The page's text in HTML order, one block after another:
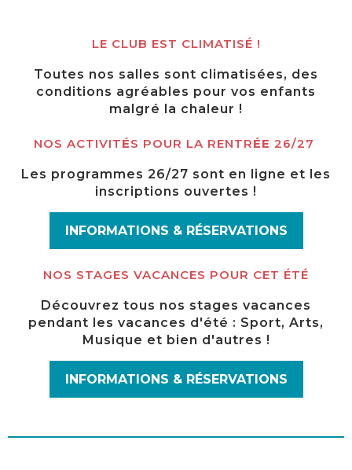
LE CLUB EST CLIMATISÉ !
Toutes nos salles sont climatisées, des
conditions agréables pour vos enfants
malgré la chaleur !
NOS ACTIVITÉS POUR LA RENTRÉE 26/27
Les programmes 26/27 sont en ligne et les
inscriptions ouvertes !
INFORMATIONS & RÉSERVATIONS
NOS STAGES VACANCES POUR CET ÉTÉ
Découvrez tous nos stages vacances
pendant les vacances d'été : Sport, Arts,
Musique et bien d'autres !
INFORMATIONS & RÉSERVATIONS